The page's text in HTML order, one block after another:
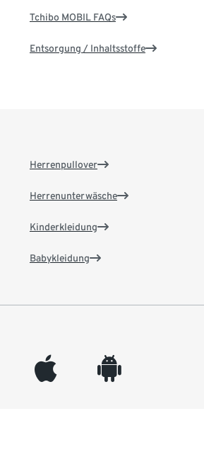
Tchibo MOBIL FAQs
Entsorgung / Inhaltsstoffe
Herrenpullover
Herrenunterwäsche
Kinderkleidung
Babykleidung
appleinc android